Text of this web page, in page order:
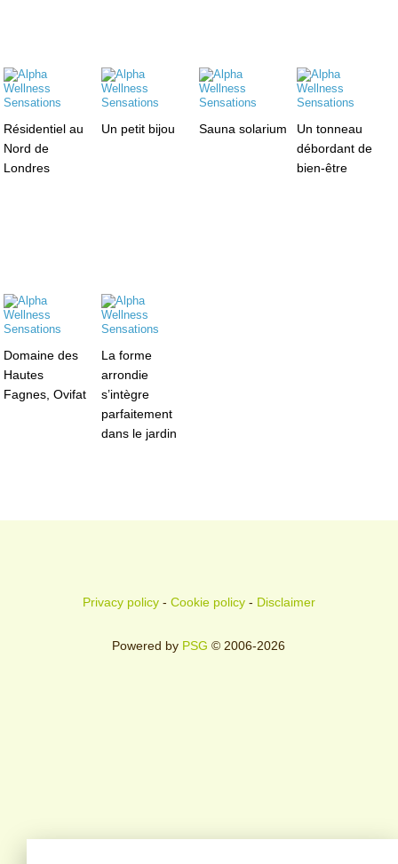
Résidentiel au
Nord de
Londres
Un petit bijou Sauna solarium
Un tonneau
débordant de
bien-être
Domaine des
Hautes
Fagnes, Ovifat
La forme
arrondie
s’intègre
parfaitement
dans le jardin
Privacy policy- Cookie policy- Disclaimer
Powered by PSG © 2006-2026